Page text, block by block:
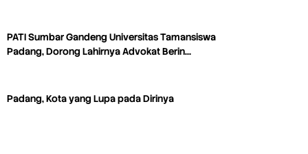
PATI Sumbar Gandeng Universitas Tamansiswa
Padang, Dorong Lahirnya Advokat Berin…
Padang, Kota yang Lupa pada Dirinya